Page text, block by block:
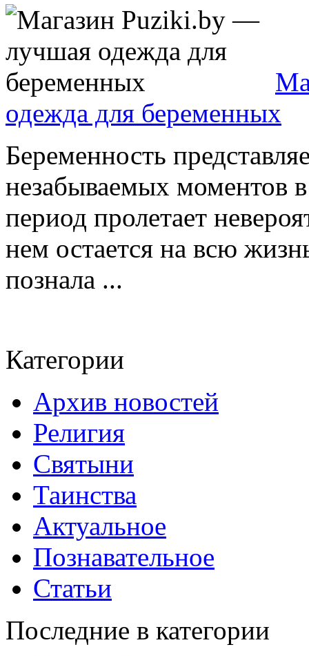
одежда для беременных
Беременность
незабываемых моментов
период пролетает
нем остается на всю
познала ...
Категории
Архив новостей
Религия
Святыни
Таинства
Актуальное
Познавательное
Статьи
Последние в категории